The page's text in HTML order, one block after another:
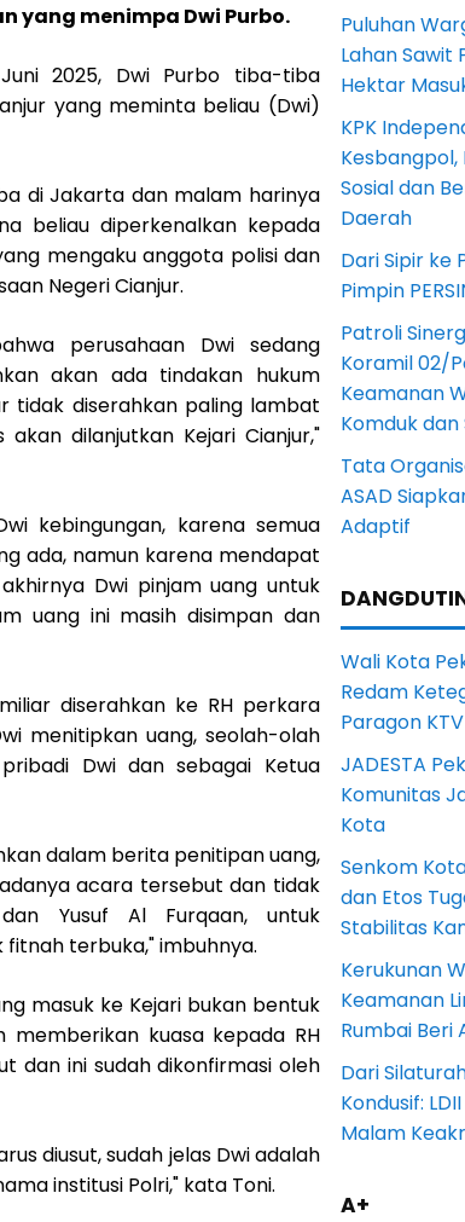
yang menimpa Dwi Purbo.
2025, Dwi Purbo tiba-tiba
yang meminta beliau (Dwi)
di Jakarta dan malam harinya
beliau diperkenalkan kepada
mengaku anggota polisi dan
Negeri Cianjur.
perusahaan Dwi sedang
akan ada tindakan hukum
tidak diserahkan paling lambat
dilanjutkan Kejari Cianjur,"
kebingungan, karena semua
ada, namun karena mendapat
Dwi pinjam uang untuk
uang ini masih disimpan dan
diserahkan ke RH perkara
menitipkan uang, seolah-olah
Dwi dan sebagai Ketua
dalam berita penitipan uang,
acara tersebut dan tidak
Yusuf Al Furqaan, untuk
fitnah terbuka," imbuhnya.
masuk ke Kejari bukan bentuk
kuasa kepada RH
dan ini sudah dikonfirmasi oleh
diusut, sudah jelas Dwi adalah
institusi Polri," kata Toni.
Puluhan
Lahan Sawit
Hektar
KPK
Sosial dan
Daerah
Dari Sipir ke
Pimpin
Patroli
Koramil 02/
Keamanan
Komduk dan
Tata
ASAD
Adaptif
Wali Kota
Redam
Paragon KTV
JADESTA
Komunitas
Kota
Senkom
dan Etos
Stabilitas
Kerukunan
Keamanan
Rumbai Beri
Dari
Kondusif:
Malam
A+